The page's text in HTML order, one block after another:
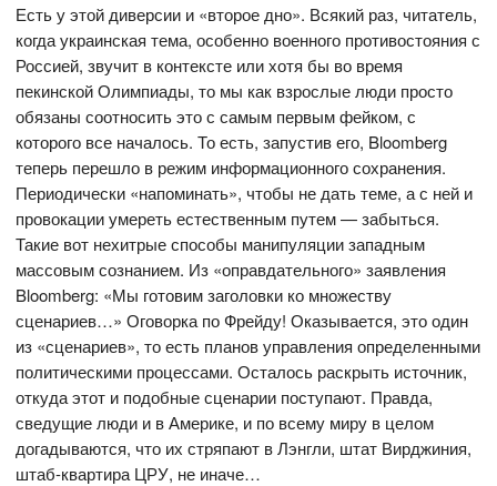
Есть у этой диверсии и «второе дно». Всякий раз, читатель,
когда украинская тема, особенно военного противостояния с
Россией, звучит в контексте или хотя бы во время
пекинской Олимпиады, то мы как взрослые люди просто
обязаны соотносить это с самым первым фейком, с
которого все началось. То есть, запустив его, Bloomberg
теперь перешло в режим информационного сохранения.
Периодически «напоминать», чтобы не дать теме, а с ней и
провокации умереть естественным путем — забыться.
Такие вот нехитрые способы манипуляции западным
массовым сознанием. Из «оправдательного» заявления
Bloomberg: «Мы готовим заголовки ко множеству
сценариев…» Оговорка по Фрейду! Оказывается, это один
из «сценариев», то есть планов управления определенными
политическими процессами. Осталось раскрыть источник,
откуда этот и подобные сценарии поступают. Правда,
сведущие люди и в Америке, и по всему миру в целом
догадываются, что их стряпают в Лэнгли, штат Вирджиния,
штаб-квартира ЦРУ, не иначе…